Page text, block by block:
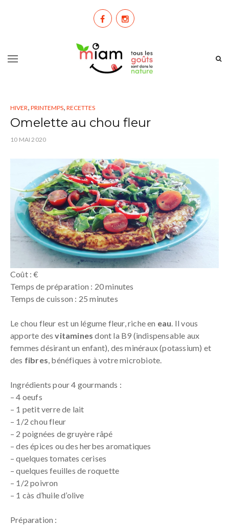
HIVER, PRINTEMPS, RECETTES
Omelette au chou fleur
10 MAI 2020
Coût : €
Temps de préparation : 20 minutes
Temps de cuisson : 25 minutes
Le chou fleur est un légume fleur, riche en eau . Il vous
apporte desvitamines dont la B9 (indispensable aux
femmes désirant un enfant), des minéraux (potassium) et
des fibres , bénéfiques à votre microbiote.
Ingrédients pour 4 gourmands :
– 4 oeufs
– 1 petit verre de lait
– 1/2 chou fleur
– 2 poignées de gruyère râpé
– des épices ou des herbes aromatiques
– quelques tomates cerises
– quelques feuilles de roquette
– 1/2 poivron
– 1 càs d’huile d’olive
Préparation :